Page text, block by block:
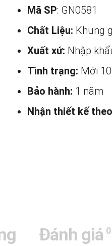
Mã SP: GN0581
Chất Liệu: Khung
Xuất xứ: Nhập
Tình trạng: Mới
Bảo hành: 1 năm
Nhận thiết kế
Đánh giá 0